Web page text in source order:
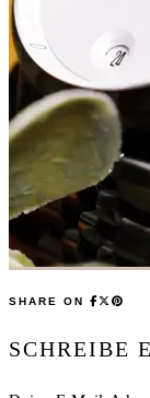
SHARE ON
SCHREIBE